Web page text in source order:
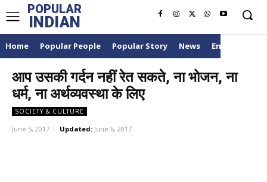
POPULAR
INDIAN
Home Popular People Popular Story News
आप उसकी गर्दन नहीं रेत सकते, ना भोजन, ना
धर्म, ना अर्थव्यवस्था के लिए
SOCIETY & CULTURE
June 5, 2017 Updated: June 6, 2017